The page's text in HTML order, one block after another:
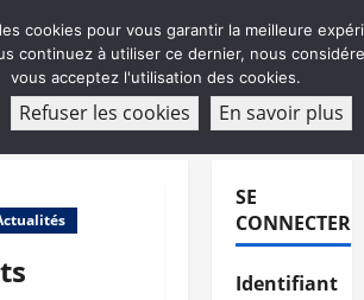
ABONNEMENT
SE
CONNECTER
Identifiant
cookies pour vous garantir la meilleure
continuez à utiliser ce dernier, nous
vous acceptez l'utilisation des cookies.
Refuser les cookies En savoir plus